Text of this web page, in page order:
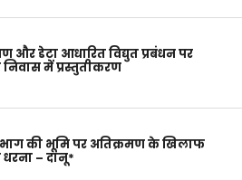
और डेटा आधारित विद्युत प्रबंधन पर
निवास में प्रस्तुतीकरण
की भूमि पर अतिक्रमण के खिलाफ
– दानू*